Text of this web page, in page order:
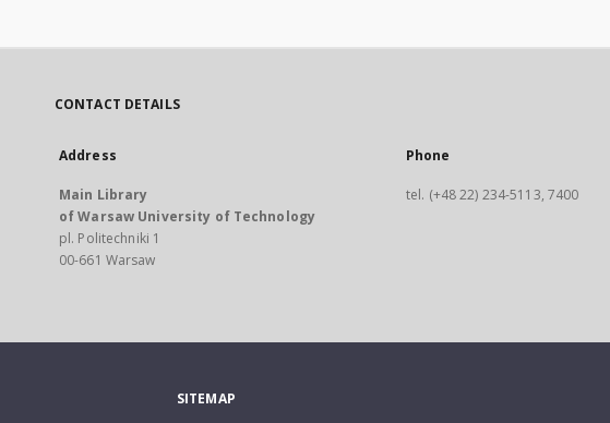
CONTACT DETAILS
Address
Main Library
of Warsaw University of Technology
pl. Politechniki 1
00-661 Warsaw
Phone
tel. (+48 22) 234-5113, 7400
SITEMAP